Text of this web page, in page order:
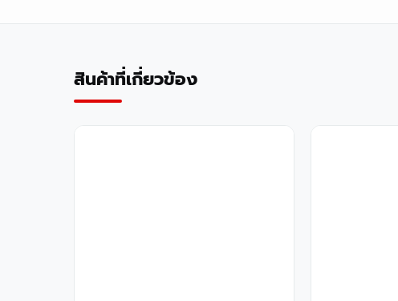
สินค้าที่เกี่ยวข้อง